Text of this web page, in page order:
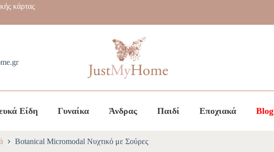
κάρτας
Είδη Γυναίκα Άνδρας Παιδί Εποχιακά Blog
Botanical Micromodal Νυχτικό με Σούρες